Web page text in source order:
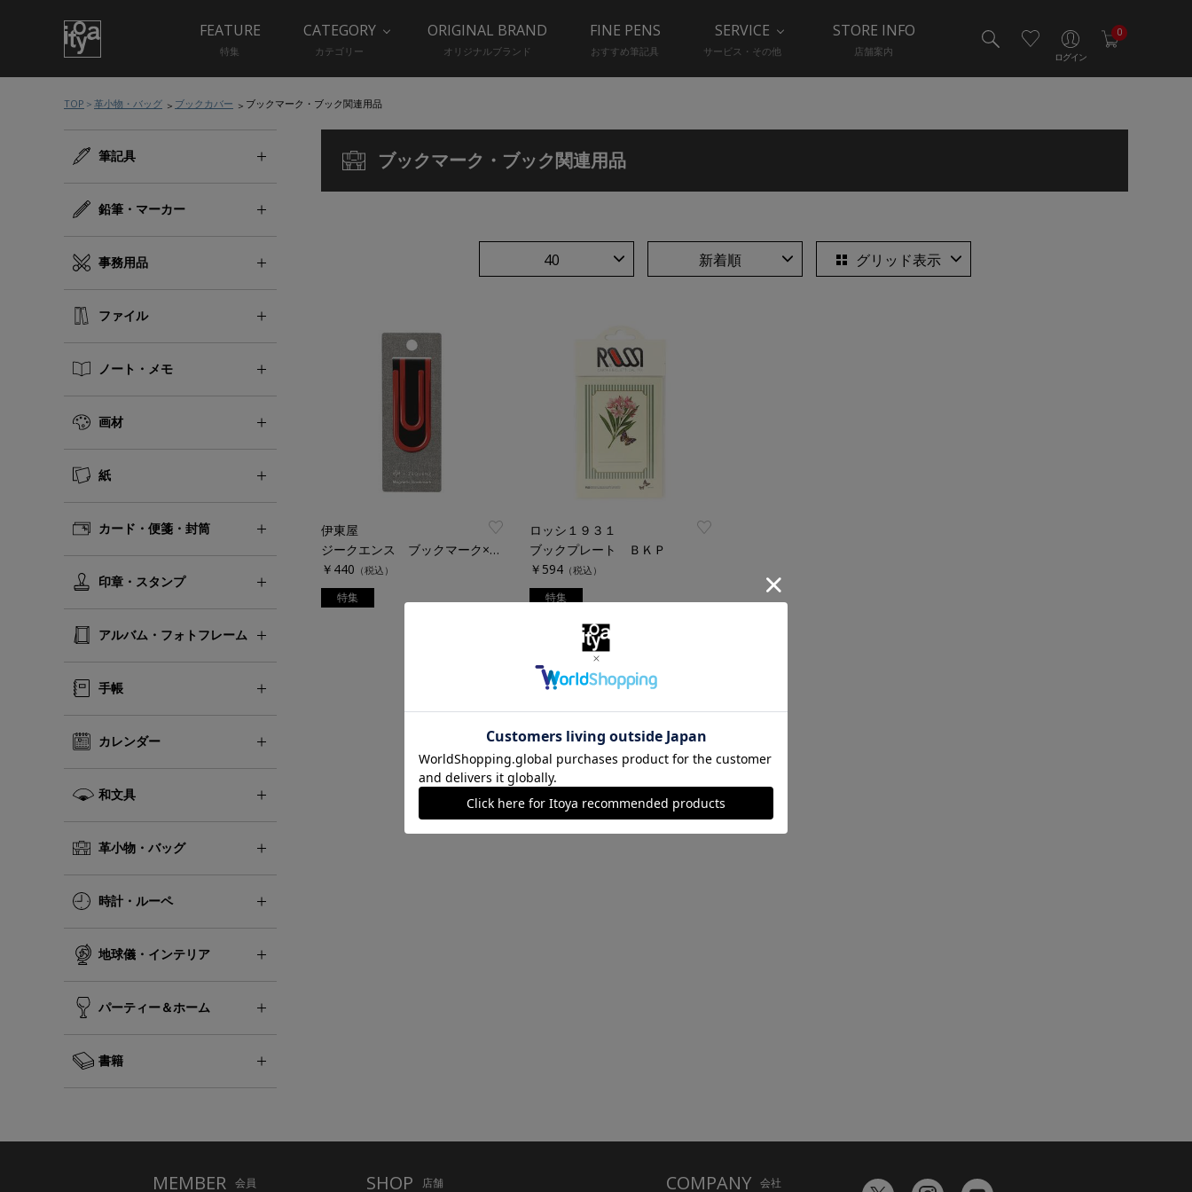
ログイン
0
FEATURE
特集
CATEGORY
カテゴリー
ORIGINAL BRAND
オリジナルブランド
FINE PENS
おすすめ筆記具
SERVICE
サービス・その他
STORE INFO
店舗案内
TOP 革小物・バッグ ブックカバー ブックマーク・ブック関連用品
筆記具
鉛筆・マーカー
事務用品
ファイル
ノート・メモ
画材
紙
カード・便箋・封筒
印章・スタンプ
アルバム・フォトフレーム
手帳
カレンダー
和文具
革小物・バッグ
時計・ルーペ
地球儀・インテリア
パーティー＆ホーム
書籍
ブックマーク・ブック関連用品
40 新着順 グリッド表示
伊東屋
ジークエンス ブックマーク×Ｉｔｏｙａ Ｒｅｄ Ｃｌｉｐ
￥440 （税込）
特集
ロッシ１９３１
ブックプレート ＢＫＰ
￥594 （税込）
特集
MEMBER 会員 SHOP 店舗 COMPANY 会社